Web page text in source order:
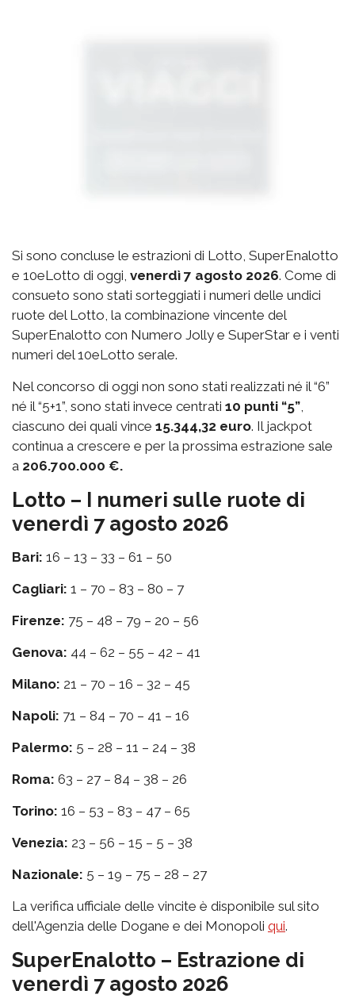
Si sono concluse le estrazioni di Lotto, SuperEnalotto
e 10eLotto di oggi, venerdì 7 agosto 2026. Come di
consueto sono stati sorteggiati i numeri delle undici
ruote del Lotto, la combinazione vincente del
SuperEnalotto con Numero Jolly e SuperStar e i venti
numeri del 10eLotto serale.
Nel concorso di oggi non sono stati realizzati né il “6”
né il “5+1”, sono stati invece centrati 10 punti “5”
ciascuno dei quali vince 15.344,32 euro. Il jackpot
continua a crescere e per la prossima estrazione sale
a 206.700.000 €.
Lotto – I numeri sulle ruote di
venerdì 7 agosto 2026
Bari: 16 – 13 – 33 – 61 – 50
Cagliari: 1 – 70 – 83 – 80 – 7
Firenze: 75 – 48 – 79 – 20 – 56
Genova: 44 – 62 – 55 – 42 – 41
Milano: 21 – 70 – 16 – 32 – 45
Napoli: 71 – 84 – 70 – 41 – 16
Palermo: 5 – 28 – 11 – 24 – 38
Roma: 63 – 27 – 84 – 38 – 26
Torino: 16 – 53 – 83 – 47 – 65
Venezia: 23 – 56 – 15 – 5 – 38
Nazionale: 5 – 19 – 75 – 28 – 27
La verifica ufficiale delle vincite è disponibile sul sito
dell'Agenzia delle Dogane e dei Monopoli qui.
SuperEnalotto – Estrazione di
venerdì 7 agosto 2026